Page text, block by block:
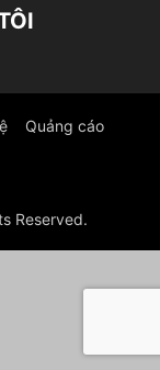
Quảng cáo
Reserved.